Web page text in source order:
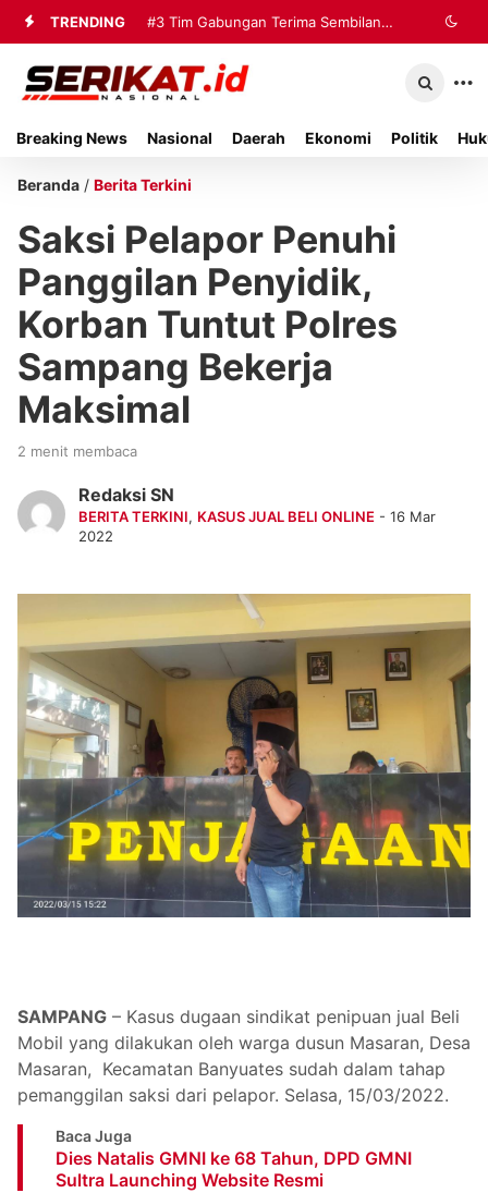
TRENDING #3 Tim Gabungan Terima Sembilan
Korban Evakuasi KM Mutiara Sentosa
Breaking News Nasional Daerah Ekonomi Politik
Beranda / Berita Terkini
Saksi Pelapor Penuhi
Panggilan Penyidik,
Korban Tuntut Polres
Sampang Bekerja
Maksimal
2 menit membaca
Redaksi SN
BERITA TERKINI, KASUS JUAL BELI ONLINE - 16 Mar
2022
SAMPANG – Kasus dugaan sindikat penipuan jual Beli
Mobil yang dilakukan oleh warga dusun Masaran, Desa
Masaran, Kecamatan Banyuates sudah dalam tahap
pemanggilan saksi dari pelapor. Selasa, 15/03/2022.
Baca Juga
Dies Natalis GMNI ke 68 Tahun, DPD GMNI
Sultra Launching Website Resmi